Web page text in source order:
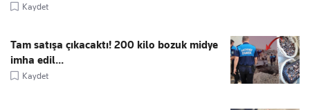
Kaydet
Tam satışa çıkacaktı! 200 kilo bozuk midye
imha edil...
Kaydet